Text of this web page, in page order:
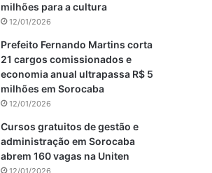
milhões para a cultura
12/01/2026
Prefeito Fernando Martins corta
21 cargos comissionados e
economia anual ultrapassa R$ 5
milhões em Sorocaba
12/01/2026
Cursos gratuitos de gestão e
administração em Sorocaba
abrem 160 vagas na Uniten
12/01/2026